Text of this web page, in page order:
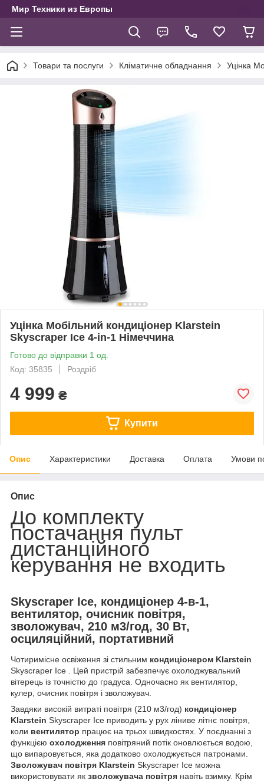
Мир Техники из Европы
Товари та послуги Кліматичне обладнання Уцінка
Уцінка Мобільний кондиціонер Klarstein
Skyscraper Ice 4-in-1 Німеччина
Готово до відправки 1 од.
Код: 35835
Роздріб
4 999 ₴
Купити
Опис Характеристики Доставка Оплата Умови
Опис
До комплекту
постачання пульт
дистанційного
керування не входить
Skyscraper Ice, кондиціонер 4-в-1,
вентилятор, очисник повітря,
зволожувач, 210 м3/год, 30 Вт,
осциляційний, портативний
Чотиримісне освіження зі стильним кондиціонером Klarstein
Skyscraper Ice . Цей пристрій забезпечує охолоджувальний
вітерець із точністю до градуса. Одночасно як вентилятор,
кулер, очисник повітря і зволожувач.
Завдяки високій витраті повітря (210 м3/год) кондиціонер
Klarstein Skyscraper Ice приводить у рух ліниве літнє повітря,
коли вентилятор працює на трьох швидкостях. У поєднанні з
функцією охолодження повітряний потік оновлюється водою,
що випаровується, яка додатково охолоджується патронами.
Зволожувач повітря Klarstein Skyscraper Ice можна
використовувати як зволожувача повітря навіть взимку. Крім